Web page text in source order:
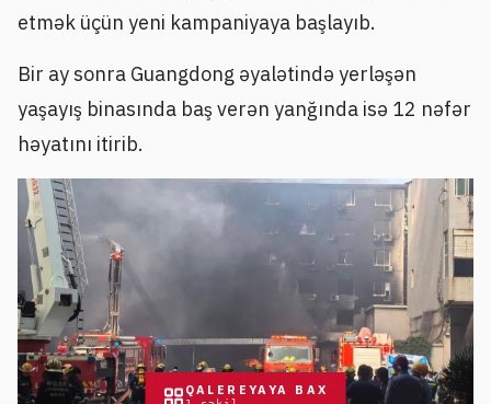
etmək üçün yeni kampaniyaya başlayıb.
Bir ay sonra Guangdong əyalətində yerləşən
yaşayış binasında baş verən yanğında isə 12 nəfər
həyatını itirib.
QALEREYAYA BAX